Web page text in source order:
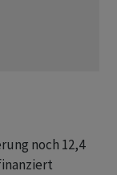
noch 12,4